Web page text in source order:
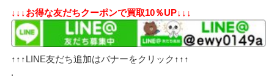
↓↓↓お得な友だちクーポンで買取10％UP↓↓↓
↑↑↑LINE友だち追加はバナーをクリック↑↑↑
.